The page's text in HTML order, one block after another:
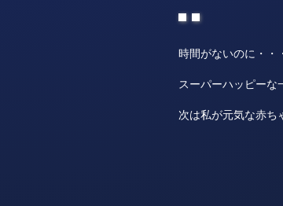
時間がないのに・・
スーパーハッピーな
次は私が元気な赤ち